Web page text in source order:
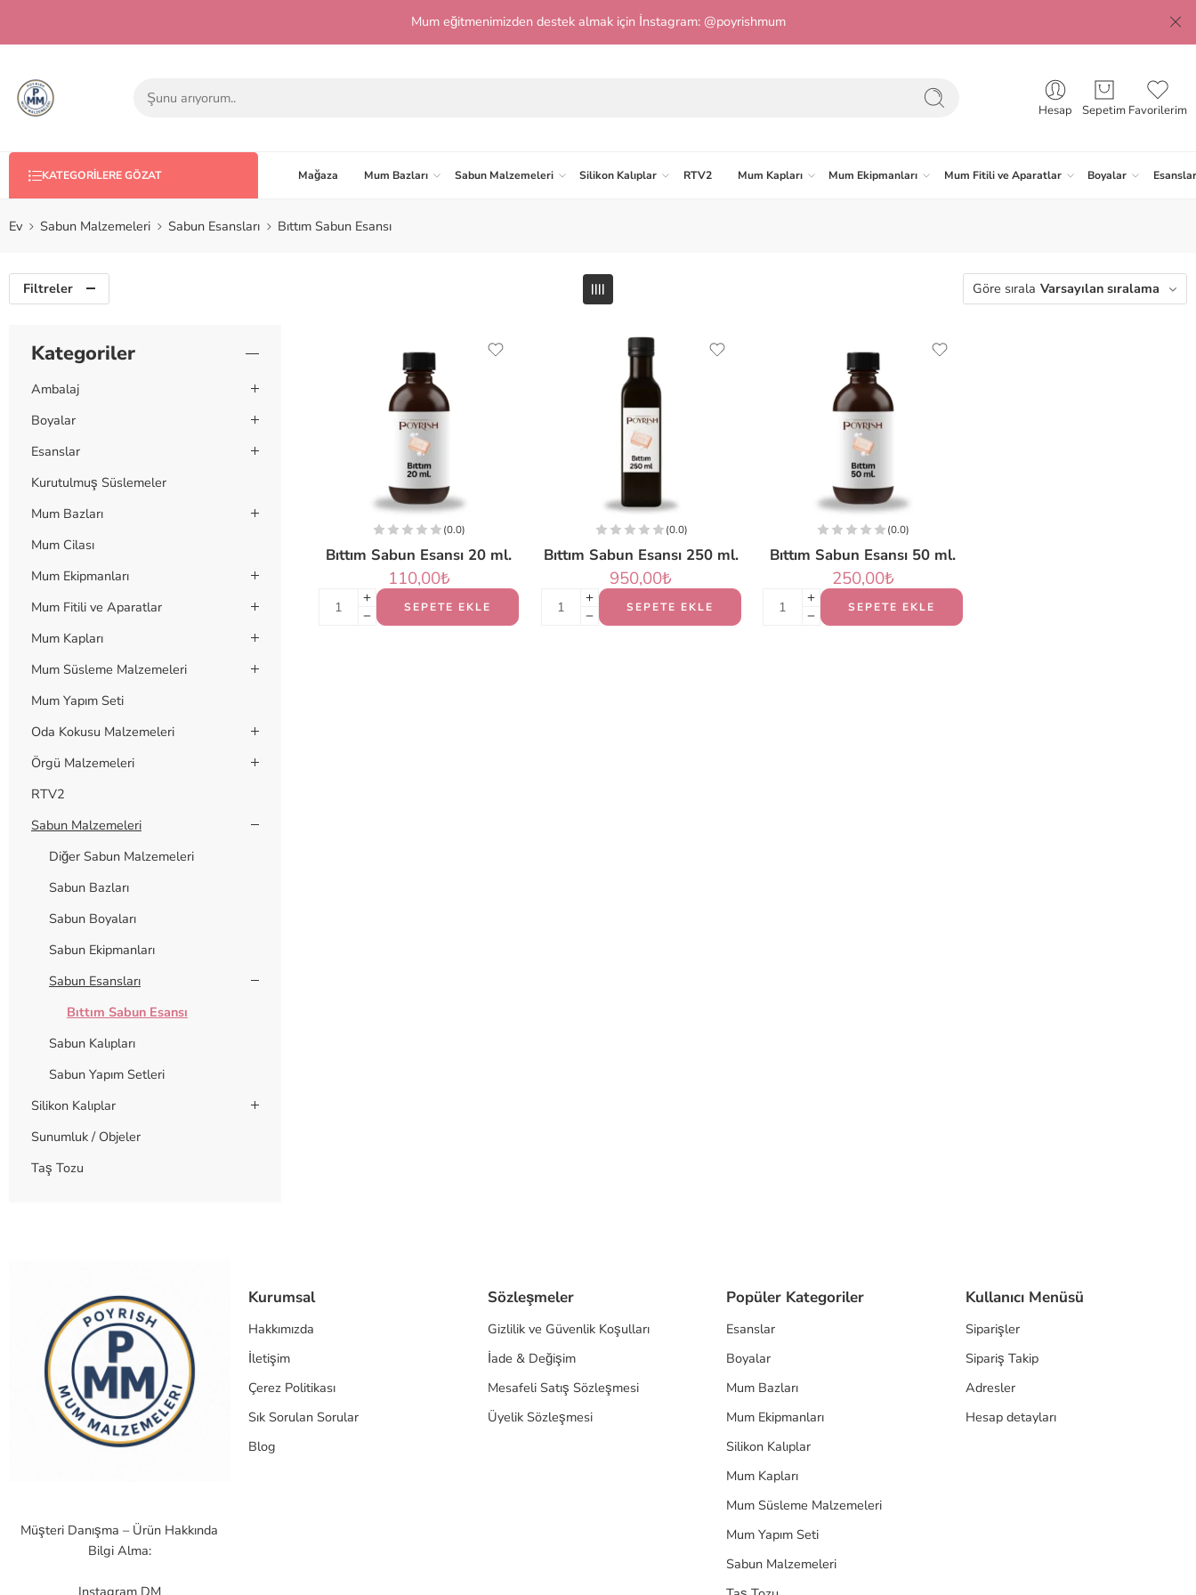
Mum eğitmenimizden destek almak için İnstagram: @poyrishmum
Hesap Sepetim Favorilerim
KATEGORILERE GÖZAT Mağaza Mum Bazları Sabun Malzemeleri Silikon Kalıplar RTV2 Mum Kapları Mum Ekipmanları Mum Fitili ve Aparatlar Boyalar Esanslar
Ev Sabun Malzemeleri Sabun Esansları Bıttım Sabun Esansı
Filtreler Göre sırala Varsayılan sıralama
Bıttım Sabun Esansı 20 ml.
(0.0)
110,00₺
SEPETE EKLE
Bıttım Sabun Esansı 250 ml.
(0.0)
950,00₺
SEPETE EKLE
Bıttım Sabun Esansı 50 ml.
(0.0)
250,00₺
SEPETE EKLE
Kategoriler
Ambalaj
Boyalar
Esanslar
Kurutulmuş Süslemeler
Mum Bazları
Mum Cilası
Mum Ekipmanları
Mum Fitili ve Aparatlar
Mum Kapları
Mum Süsleme Malzemeleri
Mum Yapım Seti
Oda Kokusu Malzemeleri
Örgü Malzemeleri
RTV2
Sabun Malzemeleri
Diğer Sabun Malzemeleri
Sabun Bazları
Sabun Boyaları
Sabun Ekipmanları
Sabun Esansları
Bıttım Sabun Esansı
Sabun Kalıpları
Sabun Yapım Setleri
Silikon Kalıplar
Sunumluk / Objeler
Taş Tozu
Müşteri Danışma – Ürün Hakkında
Bilgi Alma:
Instagram DM
Kurumsal
Hakkımızda
İletişim
Çerez Politikası
Sık Sorulan Sorular
Blog
Sözleşmeler
Gizlilik ve Güvenlik Koşulları
İade & Değişim
Mesafeli Satış Sözleşmesi
Üyelik Sözleşmesi
Popüler Kategoriler
Esanslar
Boyalar
Mum Bazları
Mum Ekipmanları
Silikon Kalıplar
Mum Kapları
Mum Süsleme Malzemeleri
Mum Yapım Seti
Sabun Malzemeleri
Kullanıcı Menüsü
Siparişler
Sipariş Takip
Adresler
Hesap detayları